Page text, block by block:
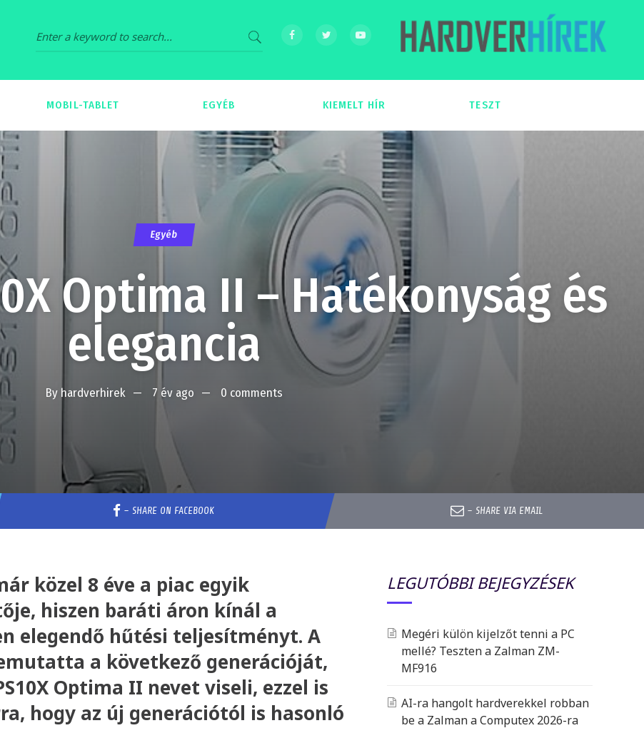
MOBIL-TABLET EGYÉB KIEMELT HÍR TESZT
Egyéb
Optima II – Hatékonyság és
elegancia
By hardverhirek 7 év ago 0 comments
– SHARE ON FACEBOOK – SHARE VIA EMAIL
közel 8 éve a piac egyik
hiszen baráti áron kínál a
elegendő hűtési teljesítményt. A
a következő generációját,
Optima II nevet viseli, ezzel is
hogy az új generációtól is hasonló
LEGUTÓBBI BEJEGYZÉSEK
Megéri külön kijelzőt tenni a PC
mellé? Teszten a Zalman ZM-
MF916
AI-ra hangolt hardverekkel robban
be a Zalman a Computex 2026-ra